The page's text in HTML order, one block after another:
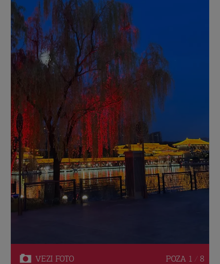
VEZI FOTO POZA 1 / 8